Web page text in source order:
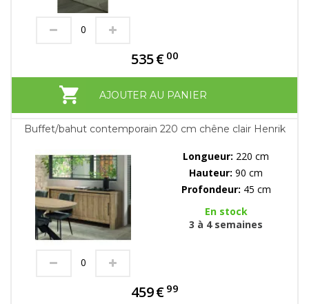
535€ 00
AJOUTER AU PANIER
Buffet/bahut contemporain 220 cm chêne clair Henrik
Longueur: 220 cm
Hauteur: 90 cm
Profondeur: 45 cm
En stock
3 à 4 semaines
459€ 99